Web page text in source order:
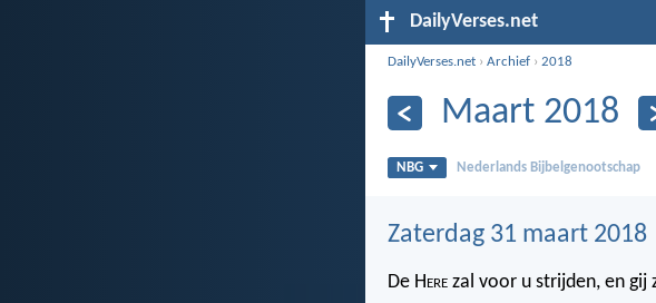
DailyVerses.net
DailyVerses.net ›Archief ›2018
Maart 2018
NBG Nederlands Bijbelgenootschap
Zaterdag 31 maart 2018
De Here zal voor u strijden, en gij